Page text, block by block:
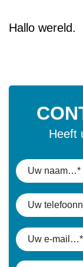
Hallo wereld.
Heeft